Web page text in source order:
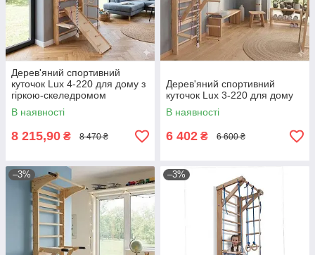
Дерев'яний спортивний
куточок Lux 4-220 для дому з
гіркою-скеледромом
В наявності
8 215,90 ₴ 8 470 ₴
Дерев'яний спортивний
куточок Lux 3-220 для дому
В наявності
6 402 ₴ 6 600 ₴
–3% –3%